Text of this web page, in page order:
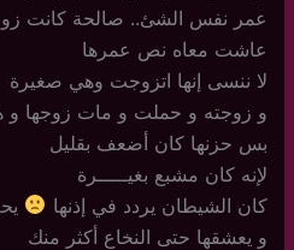
عمر نفس الشئ.. صالحة كانت
عاشت معاه نص عمرها
لا ننسى إنها اتزوجت وهي صغيرة
و زوجته و حملت و مات زوجها و هي
بس حزنها كان أضعف بقليل
لإنه كان مشبع بغيـــــرة
كان الشيطان يردد في إذنها
و يعشقها حتى النخاع أكثر منك